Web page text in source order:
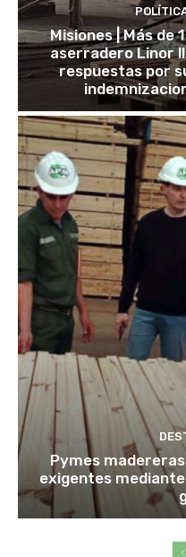
Misiones | Más de
aserradero Linor
respuestas por
Pymes
exigentes